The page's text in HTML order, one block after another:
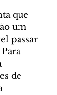
que
um
passar
de